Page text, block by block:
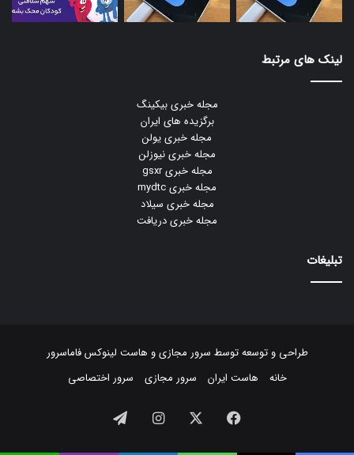
لینک های مرتبط
مجله خبری بیکینگ
برگزیده های ایران
مجله خبری یولن
مجله خبری نیوزلن
مجله خبری gsxr
مجله خبری mydtc
مجله خبری سیلاد
مجله خبری دریافت
تبلیغات
طراحی و توسعه توسط سرور مجازیو هاست لینوکسفاماسرور
خانه
هاست ایران سرور مجازی سرور اختصاصی
فیسبوک ایکس اینستاگرام